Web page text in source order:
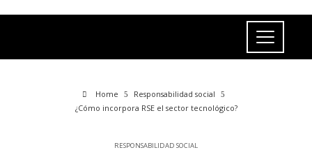
Home
Responsabilidad social
¿Cómo incorpora RSE el sector tecnológico?
RESPONSABILIDAD SOCIAL